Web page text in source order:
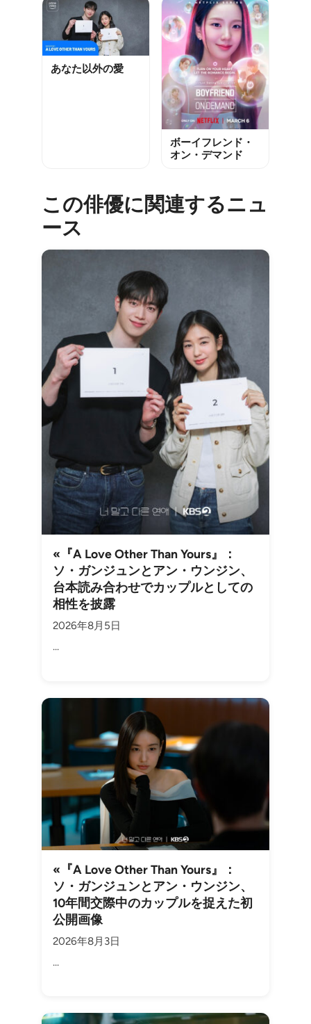
あなた以外の愛
ボーイフレンド・
オン・デマンド
この俳優に関連するニュ
ース
«『A Love Other Than Yours』：
ソ・ガンジュンとアン・ウンジン、
台本読み合わせでカップルとしての
相性を披露
2026年8月5日
...
«『A Love Other Than Yours』：
ソ・ガンジュンとアン・ウンジン、
10年間交際中のカップルを捉えた初
公開画像
2026年8月3日
...